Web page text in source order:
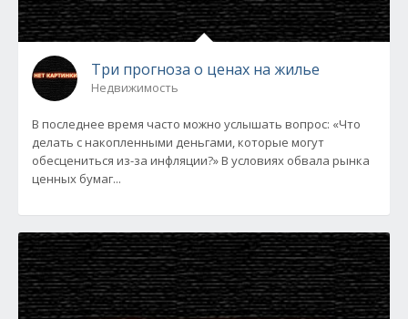
Три прогноза о ценах на жилье
Недвижимость
В последнее время часто можно услышать вопрос: «Что
делать с накопленными деньгами, которые могут
обесцениться из-за инфляции?» В условиях обвала рынка
ценных бумаг...